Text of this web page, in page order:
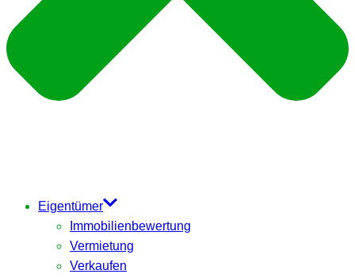
Eigentümer
Immobilienbewertung
Vermietung
Verkaufen